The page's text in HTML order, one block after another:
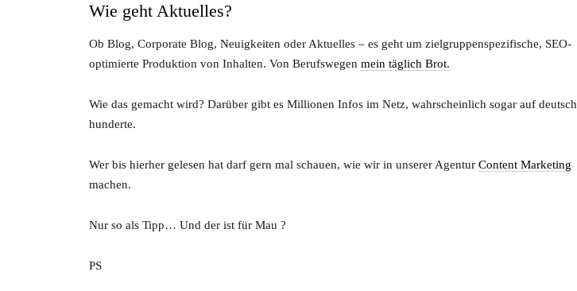
Wie geht Aktuelles?
Ob Blog, Corporate Blog, Neuigkeiten oder Aktuelles – es geht um zielgruppenspezifische, SEO-
optimierte Produktion von Inhalten. Von Berufswegen mein täglich Brot.
Wie das gemacht wird? Darüber gibt es Millionen Infos im Netz, wahrscheinlich sogar auf deutsch
hunderte.
Wer bis hierher gelesen hat darf gern mal schauen, wie wir in unserer Agentur Content Marketing
machen.
Nur so als Tipp… Und der ist für Mau ?
PS